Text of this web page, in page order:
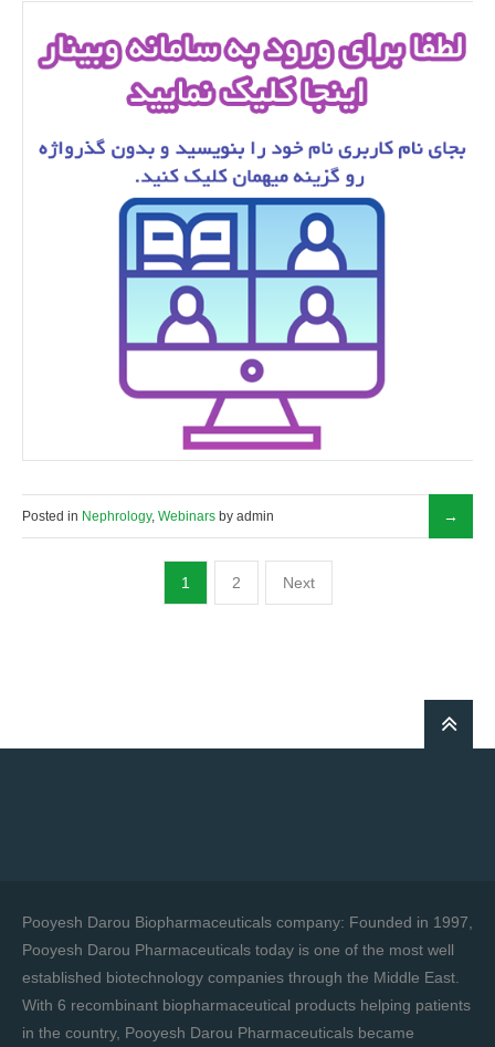
Posted in Nephrology, Webinars by admin
1 2 Next
Pooyesh Darou Biopharmaceuticals company: Founded in 1997,
Pooyesh Darou Pharmaceuticals today is one of the most well
established biotechnology companies through the Middle East.
With 6 recombinant biopharmaceutical products helping patients
in the country, Pooyesh Darou Pharmaceuticals became